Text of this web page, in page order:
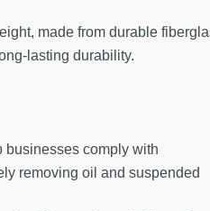
made from durable
lasting durability.
businesses comply with
removing oil and suspended